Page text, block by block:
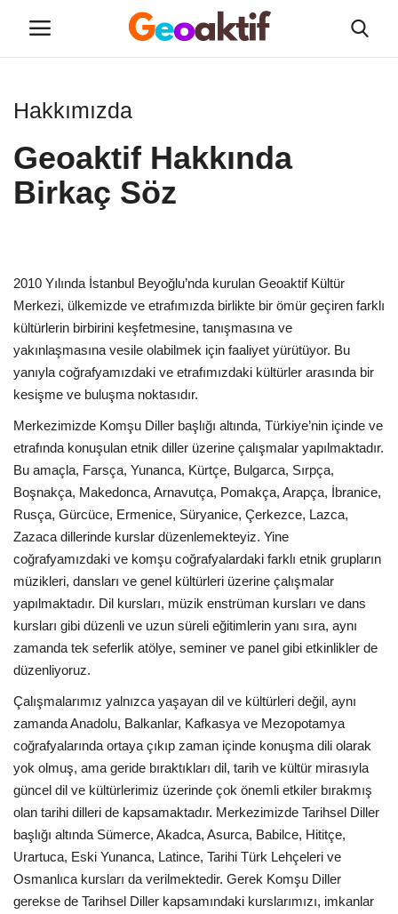
Hakkımızda
Yeni Sınıflar
Kayıt
İletişim
Hakkımızda
Geoaktif Hakkında
Birkaç Söz
2010 Yılında İstanbul Beyoğlu’nda kurulan Geoaktif Kültür
Merkezi, ülkemizde ve etrafımızda birlikte bir ömür geçiren farklı
kültürlerin birbirini keşfetmesine, tanışmasına ve
yakınlaşmasına vesile olabilmek için faaliyet yürütüyor. Bu
yanıyla coğrafyamızdaki ve etrafımızdaki kültürler arasında bir
kesişme ve buluşma noktasıdır.
Merkezimizde Komşu Diller başlığı altında, Türkiye’nin içinde ve
etrafında konuşulan etnik diller üzerine çalışmalar yapılmaktadır.
Bu amaçla, Farsça, Yunanca, Kürtçe, Bulgarca, Sırpça,
Boşnakça, Makedonca, Arnavutça, Pomakça, Arapça, İbranice,
Rusça, Gürcüce, Ermenice, Süryanice, Çerkezce, Lazca,
Zazaca dillerinde kurslar düzenlemekteyiz. Yine
coğrafyamızdaki ve komşu coğrafyalardaki farklı etnik grupların
müzikleri, dansları ve genel kültürleri üzerine çalışmalar
yapılmaktadır. Dil kursları, müzik enstrüman kursları ve dans
kursları gibi düzenli ve uzun süreli eğitimlerin yanı sıra, aynı
zamanda tek seferlik atölye, seminer ve panel gibi etkinlikler de
düzenliyoruz.
Çalışmalarımız yalnızca yaşayan dil ve kültürleri değil, aynı
zamanda Anadolu, Balkanlar, Kafkasya ve Mezopotamya
coğrafyalarında ortaya çıkıp zaman içinde konuşma dili olarak
yok olmuş, ama geride bıraktıkları dil, tarih ve kültür mirasıyla
güncel dil ve kültürlerimiz üzerinde çok önemli etkiler bırakmış
olan tarihi dilleri de kapsamaktadır. Merkezimizde Tarihsel Diller
başlığı altında Sümerce, Akadca, Asurca, Babilce, Hititçe,
Urartuca, Eski Yunanca, Latince, Tarihi Türk Lehçeleri ve
Osmanlıca kursları da verilmektedir. Gerek Komşu Diller
gerekse de Tarihsel Diller kapsamındaki kurslarımızı, imkanlar